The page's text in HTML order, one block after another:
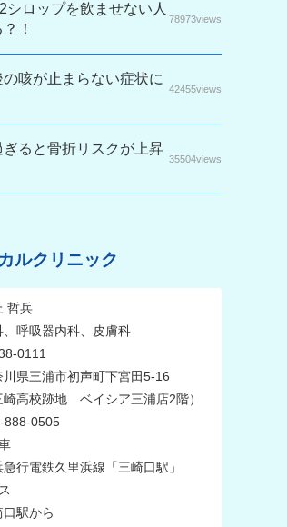
シロップを飲ませない人
！
78973views
咳が止まらない症状に
42455views
ると骨折リスクが上昇
35504views
ルクリニック
哲兵
、呼吸器内科、皮膚科
0111
川県三浦市初声町下宮田5-16
崎高校跡地 ベイシア三浦店2階）
888-0505
急行電鉄久里浜線「三崎口駅」
口駅から